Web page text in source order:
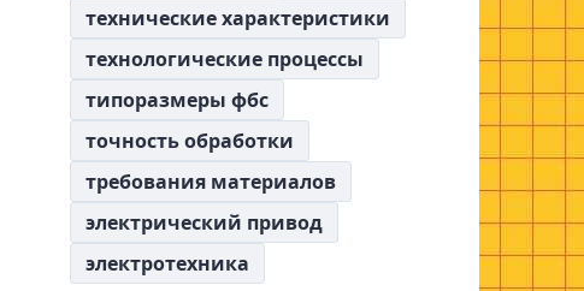
технические характеристики
технологические процессы
типоразмеры фбс
точность обработки
требования материалов
электрический привод
электротехника